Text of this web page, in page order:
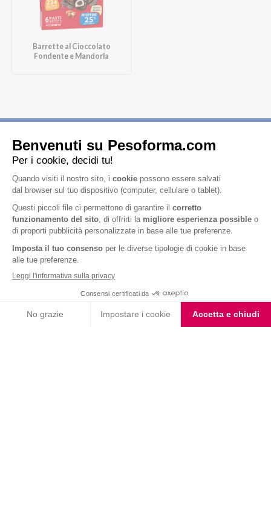
Barrette al Cioccolato
Fondente e Mandorla
Iscriviti alla newsletter
informativa privacy
, acconsento all'iscrizione alla newsletter
periodica di Nutrition et Santé
Nutrition & Sante' Italia Spa